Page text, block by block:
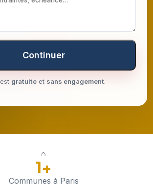
Continuer
gratuite et sans engagement.
⌂
1+
Communes à Paris